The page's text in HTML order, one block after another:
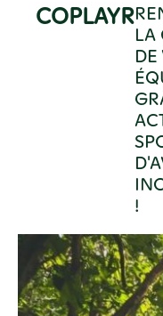
COPLAYR
LA
DE
!